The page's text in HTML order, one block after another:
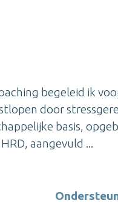
begeleid ik
door
basis,
aangevuld ...